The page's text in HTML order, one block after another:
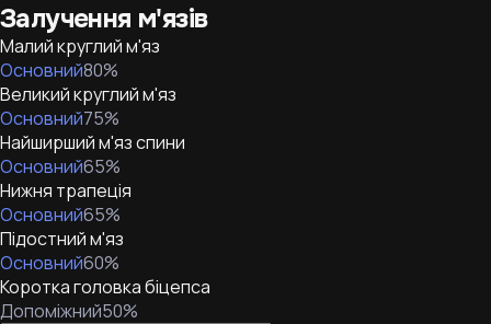
Залучення м'язів
Малий круглий м'яз
Основний80%
Великий круглий м'яз
Основний75%
Найширший м'яз спини
Основний65%
Нижня трапеція
Основний65%
Підостний м'яз
Основний60%
Коротка головка біцепса
Допоміжний50%